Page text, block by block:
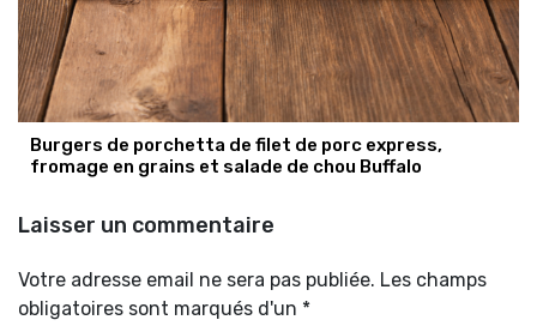
Burgers de porchetta de filet de porc express,
fromage en grains et salade de chou Buffalo
Laisser un commentaire
Votre adresse email ne sera pas publiée. Les champs
obligatoires sont marqués d'un *